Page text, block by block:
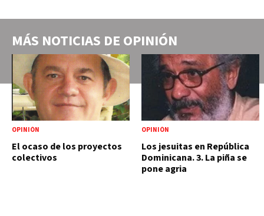
MÁS NOTICIAS DE OPINIÓN
OPINIÓN
El ocaso de los proyectos
colectivos
OPINIÓN
Los jesuitas en República
Dominicana. 3. La piña se
pone agria